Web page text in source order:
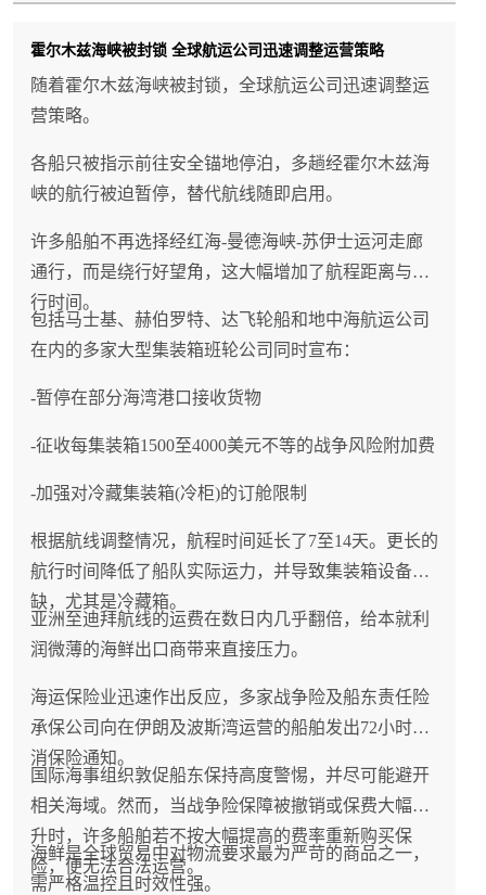
霍尔木兹海峡被封锁 全球航运公司迅速调整运营策略
随着霍尔木兹海峡被封锁，全球航运公司迅速调整运
营策略。
各船只被指示前往安全锚地停泊，多趟经霍尔木兹海
峡的航行被迫暂停，替代航线随即启用。
许多船舶不再选择经红海-曼德海峡-苏伊士运河走廊
通行，而是绕行好望角，这大幅增加了航程距离与航
行时间。
包括马士基、赫伯罗特、达飞轮船和地中海航运公司
在内的多家大型集装箱班轮公司同时宣布：
-暂停在部分海湾港口接收货物
-征收每集装箱1500至4000美元不等的战争风险附加费
-加强对冷藏集装箱(冷柜)的订舱限制
根据航线调整情况，航程时间延长了7至14天。更长的
航行时间降低了船队实际运力，并导致集装箱设备短
缺，尤其是冷藏箱。
亚洲至迪拜航线的运费在数日内几乎翻倍，给本就利
润微薄的海鲜出口商带来直接压力。
海运保险业迅速作出反应，多家战争险及船东责任险
承保公司向在伊朗及波斯湾运营的船舶发出72小时取
消保险通知。
国际海事组织敦促船东保持高度警惕，并尽可能避开
相关海域。然而，当战争险保障被撤销或保费大幅飙
升时，许多船舶若不按大幅提高的费率重新购买保
险，便无法合法运营。
海鲜是全球贸易中对物流要求最为严苛的商品之一，
需严格温控且时效性强。